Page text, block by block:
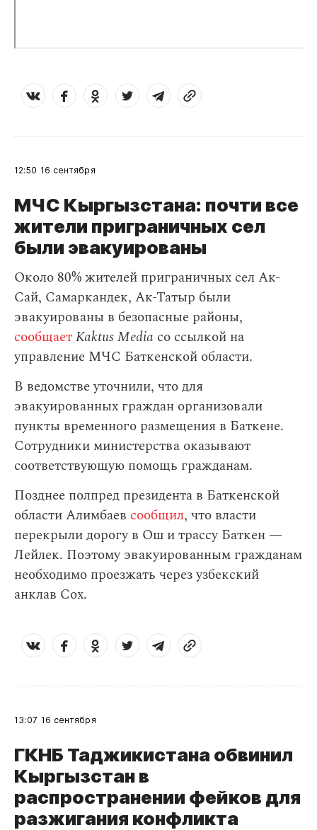
12:50 16 сентября
МЧС Кыргызстана: почти все
жители приграничных сел
были эвакуированы
Около 80% жителей приграничных сел Ак-
Сай, Самаркандек, Ак-Татыр были
эвакуированы в безопасные районы,
сообщаетKaktus Media со ссылкой на
управление МЧС Баткенской области.
В ведомстве уточнили, что для
эвакуированных граждан организовали
пункты временного размещения в Баткене.
Сотрудники министерства оказывают
соответствующую помощь гражданам.
Позднее полпред президента в Баткенской
области Алимбаев сообщил, что власти
перекрыли дорогу в Ош и трассу Баткен —
Лейлек. Поэтому эвакуированным гражданам
необходимо проезжать через узбекский
анклав Сох.
13:07 16 сентября
ГКНБ Таджикистана обвинил
Кыргызстан в
распространении фейков для
разжигания конфликта